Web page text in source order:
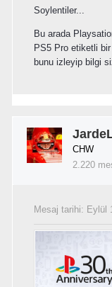
Soylentiler...
Bu arada
PS5 Pro etiketli
bunu izleyip bilgi
CHW
2.220
Mesaj tarihi: Eylül